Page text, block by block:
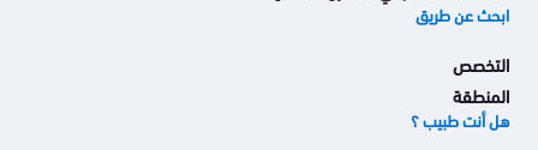
ابحث عن طريق
التخصص
المنطقة
هل أنت طبيب ؟